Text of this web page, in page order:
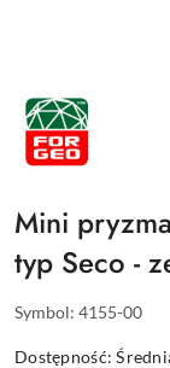
NAZWA
PRODUCENTA:
FORGEO
Mini
typ Seco -
Symbol: 4155-00
Dostępność: